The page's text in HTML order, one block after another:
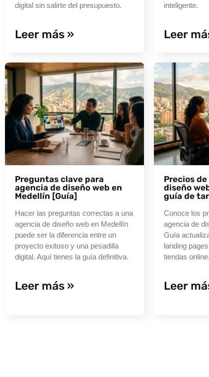
digital sin salirte del presupuesto.
Leer más »
inteligente.
Leer
Preguntas clave para
agencia de diseño web en
Medellín [Guía]
Hacer las preguntas correctas a una
agencia de diseño web en Medellín
puede ser la diferencia entre un
proyecto exitoso y una pesadilla
digital. Aquí tienes la guía definitiva.
Leer más »
Precios
diseño
guía de
Conoce los
agencia de
Guía
landing
tiendas online.
Leer